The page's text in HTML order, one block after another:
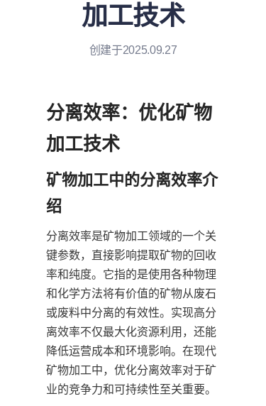
加工技术
创建于2025.09.27
分离效率：优化矿物
加工技术
矿物加工中的分离效率介
绍
分离效率是矿物加工领域的一个关
键参数，直接影响提取矿物的回收
率和纯度。它指的是使用各种物理
和化学方法将有价值的矿物从废石
或废料中分离的有效性。实现高分
离效率不仅最大化资源利用，还能
降低运营成本和环境影响。在现代
矿物加工中，优化分离效率对于矿
业的竞争力和可持续性至关重要。